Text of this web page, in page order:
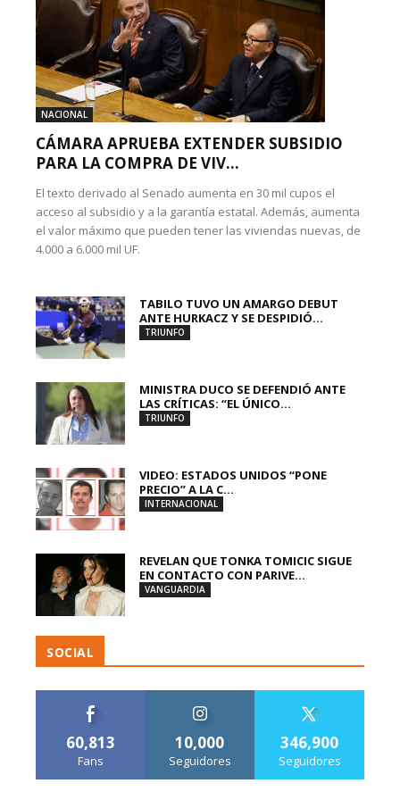
NACIONAL
CÁMARA APRUEBA EXTENDER SUBSIDIO
PARA LA COMPRA DE VIV...
El texto derivado al Senado aumenta en 30 mil cupos el
acceso al subsidio y a la garantía estatal. Además, aumenta
el valor máximo que pueden tener las viviendas nuevas, de
4.000 a 6.000 mil UF.
TABILO TUVO UN AMARGO DEBUT
ANTE HURKACZ Y SE DESPIDIÓ...
TRIUNFO
MINISTRA DUCO SE DEFENDIÓ ANTE
LAS CRÍTICAS: “EL ÚNICO...
TRIUNFO
VIDEO: ESTADOS UNIDOS “PONE
PRECIO” A LA C...
INTERNACIONAL
REVELAN QUE TONKA TOMICIC SIGUE
EN CONTACTO CON PARIVE...
VANGUARDIA
SOCIAL
60,813
Fans
10,000
Seguidores
346,900
Seguidores